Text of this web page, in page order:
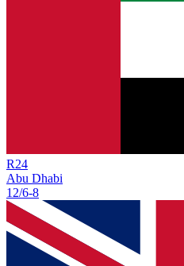
R24
Abu Dhabi
12/6-8